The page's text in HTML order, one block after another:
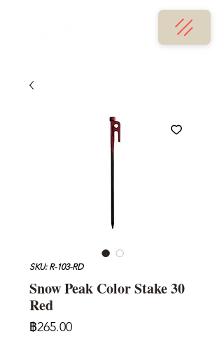
SKU: R-103-RD
Snow Peak Color Stake 30
Red
฿265.00ราคา